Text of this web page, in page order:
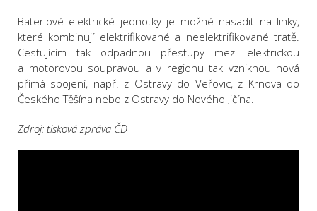
Bateriové elektrické jednotky je možné nasadit na linky,
které kombinují elektrifikované a neelektrifikované tratě.
Cestujícím tak odpadnou přestupy mezi elektrickou
a motorovou soupravou a v regionu tak vzniknou nová
přímá spojení, např. z Ostravy do Veřovic, z Krnova do
Českého Těšína nebo z Ostravy do Nového Jičína.
Zdroj: tisková zpráva ČD